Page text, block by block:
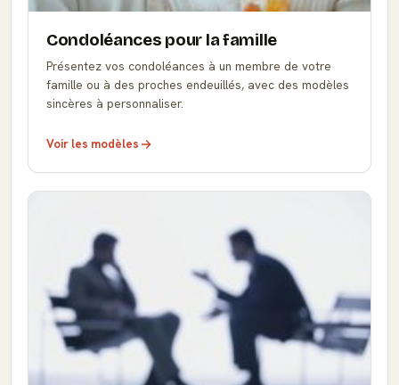
Condoléances pour la famille
Présentez vos condoléances à un membre de votre
famille ou à des proches endeuillés, avec des modèles
sincères à personnaliser.
Voir les modèles